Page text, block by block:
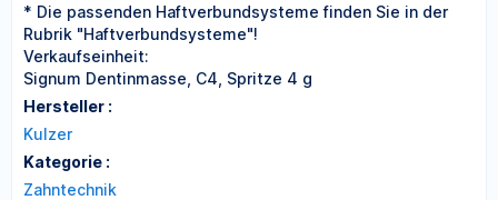
* Die passenden Haftverbundsysteme finden Sie in der
Rubrik "Haftverbundsysteme"!
Verkaufseinheit:
Signum Dentinmasse, C4, Spritze 4 g
Hersteller :
Kulzer
Kategorie :
Zahntechnik